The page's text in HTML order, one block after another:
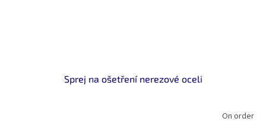
Sprej na ošetření nerezové oceli
On order